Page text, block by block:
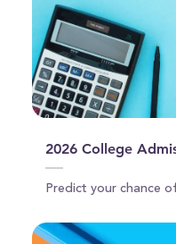
2026 College
Predict your chance